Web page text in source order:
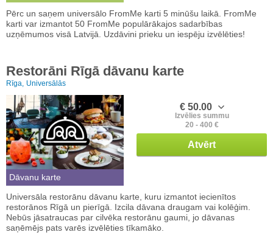
Pērc un saņem universālo FromMe karti 5 minūšu laikā. FromMe
karti var izmantot 50 FromMe populārākajos sadarbības
uzņēmumos visā Latvijā. Uzdāvini prieku un iespēju izvēlēties!
Restorāni Rīgā dāvanu karte
Rīga, Universālās
Dāvanu karte
€ 50.00
Izvēlies summu
20 - 400 €
Atvērt
Universāla restorānu dāvanu karte, kuru izmantot iecienītos
restorānos Rīgā un pierīgā. Izcila dāvana draugam vai kolēģim.
Nebūs jāsatraucas par cilvēka restorānu gaumi, jo dāvanas
saņēmējs pats varēs izvēlēties tīkamāko.